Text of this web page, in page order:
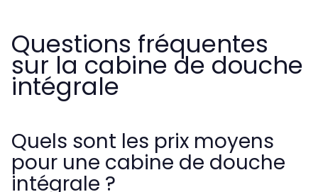
Questions fréquentes
sur la cabine de douche
intégrale
Quels sont les prix moyens
pour une cabine de douche
intégrale ?